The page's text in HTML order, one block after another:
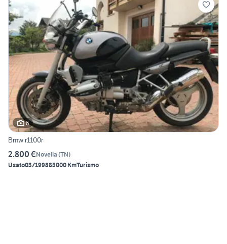
6
Bmw r1100r
2.800 €Novella (TN)
Usato03/199885000 KmTurismo